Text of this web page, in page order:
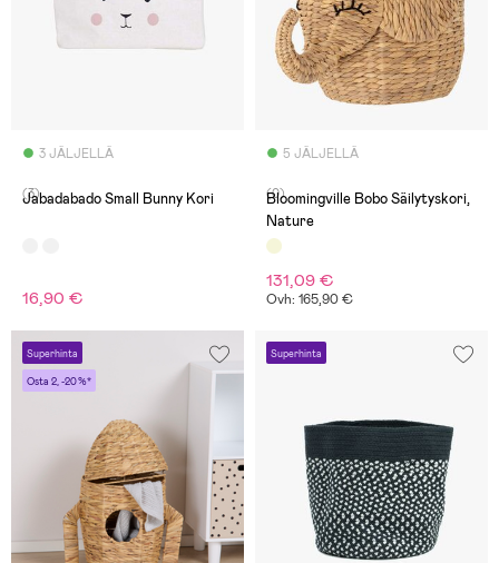
3 JÄLJELLÄ
(3)
Jabadabado Small Bunny Kori
16,90 €
5 JÄLJELLÄ
(0)
Bloomingville Bobo Säilytyskori,
Nature
131,09 €
Ovh: 165,90 €
Superhinta
Osta 2, -20 %*
Superhinta